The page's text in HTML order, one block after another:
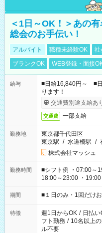
＜1日～OK！＞あの
総会のお手伝い！
アルバイト 職種未経験OK 社
ブランクOK
WEB登録・面接
給与
■日給16,840円～ ■
ります！
交通費別途支給あ
交通費 一部支給
勤務地
東京都千代田区
東京駅 / 水道橋駅 /
株式会社マッシュ
勤務時間
■シフト例 ・07:00～
18:00～23:00 ・
etc ★最短で3時間で5,120円のお仕事から 15時間で2万円近く稼
げるお仕事も！ ご希望のお時間に合わせてご紹介！ ※シフトは
ください！
期間 ■１日のみ・1回だけお
特徴 週1日からOK / 日払い
フト勤務 / 10名以上
ル不要